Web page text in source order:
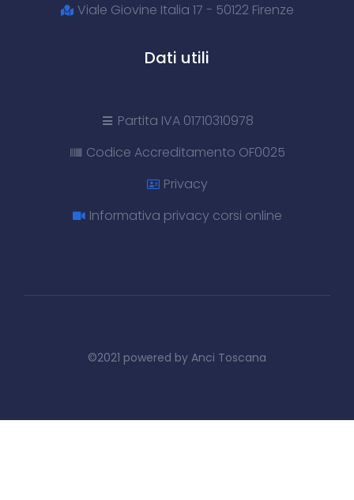
Viale Giovine Italia 17 - 50122 Firenze
Dati utili
Partita IVA 01710310978
Codice Accreditamento OF0025
Privacy
Informativa privacy corsi online
©2021 powered by Anci Toscana